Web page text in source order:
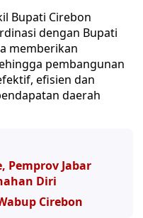
Bupati Cirebon
dengan Bupati
memberikan
pembangunan
efisien dan
daerah
Pemprov Jabar
Diri
Cirebon